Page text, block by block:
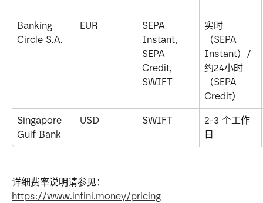
Banking
Circle S.A.
EUR
SEPA
Instant,
SEPA
Credit,
SWIFT
实时
（SEPA
Instant）/
约24小时
（SEPA
Credit）
Singapore
Gulf Bank
USD SWIFT
2-3 个工作
日
详细费率说明请参见：
https://www.infini.money/pricing